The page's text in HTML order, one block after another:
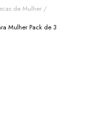
de Mulher
Mulher Pack de 3